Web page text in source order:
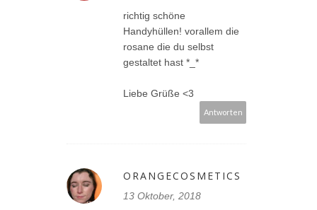
richtig schöne
Handyhüllen! vorallem die
rosane die du selbst
gestaltet hast *_*
Liebe Grüße <3
Antworten
ORANGECOSMETICS
13 Oktober, 2018